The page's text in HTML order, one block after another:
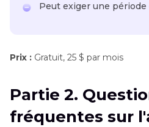
Peut exiger une
Prix : Gratuit, 25 $ par mois
Partie 2.
fréquentes sur